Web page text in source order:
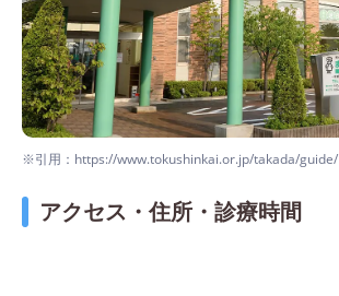
※引用：https://www.tokushinkai.or.jp/takada/guide/
アクセス・住所・診療時間